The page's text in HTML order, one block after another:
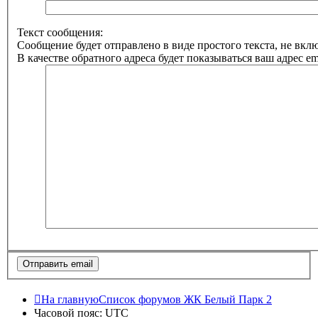
Текст сообщения:
Сообщение будет отправлено в виде простого текста, не
В качестве обратного адреса будет показываться ваш адрес
На главнуюСписок форумов ЖК Белый Парк 2
Часовой пояс: UTC